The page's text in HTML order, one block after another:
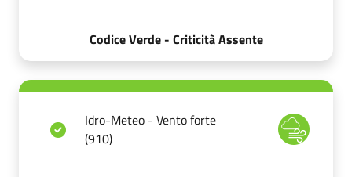
Codice Verde - Criticità Assente
Idro-Meteo - Vento forte
(910)